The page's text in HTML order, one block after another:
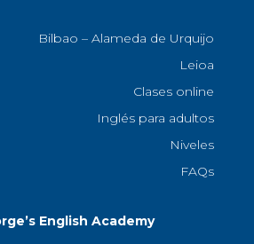
Bilbao – Alameda de Urquijo
Leioa
Clases online
Inglés para adultos
Niveles
FAQs
English Academy